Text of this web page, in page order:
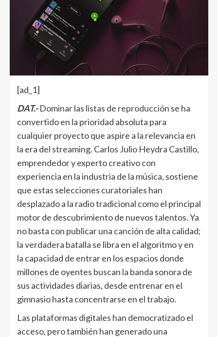
[ad_1]
DAT.-Dominar las listas de reproducción se ha
convertido en la prioridad absoluta para
cualquier proyecto que aspire a la relevancia en
la era del streaming. Carlos Julio Heydra Castillo,
emprendedor y experto creativo con
experiencia en la industria de la música, sostiene
que estas selecciones curatoriales han
desplazado a la radio tradicional como el principal
motor de descubrimiento de nuevos talentos. Ya
no basta con publicar una canción de alta calidad;
la verdadera batalla se libra en el algoritmo y en
la capacidad de entrar en los espacios donde
millones de oyentes buscan la banda sonora de
sus actividades diarias, desde entrenar en el
gimnasio hasta concentrarse en el trabajo.
Las plataformas digitales han democratizado el
acceso, pero también han generado una